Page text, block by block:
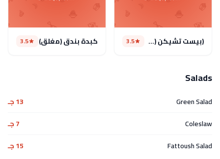
(بيست تشيكن (مغلق 3.5 كبدة بندق (مغلق) 3.5
Salads
Green Salad
13 جـ
Coleslaw
7 جـ
Fattoush Salad
15 جـ